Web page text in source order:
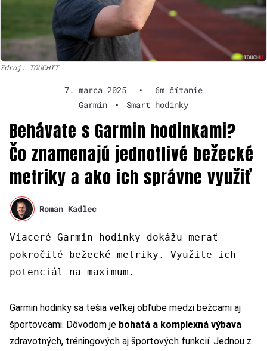
Zdroj: TOUCHIT
7. marca 2025 •
6m čítanie
Garmin
• Smart hodinky
Behávate s Garmin hodinkami?
Čo znamenajú jednotlivé bežecké
metriky a ako ich správne využiť
Roman Kadlec
Viaceré Garmin hodinky dokážu merať
pokročilé bežecké metriky. Využite ich
potenciál na maximum.
Garmin hodinky sa tešia veľkej obľube medzi bežcami aj
športovcami. Dôvodom je bohatá a komplexná výbava
zdravotných, tréningových aj športových funkcií. Jednou z